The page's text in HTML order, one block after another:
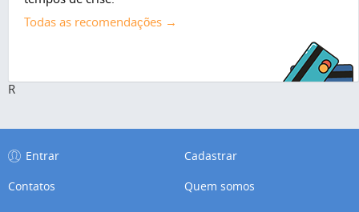
Todas as recomendações →
R
Entrar
Cadastrar
Contatos
Quem somos